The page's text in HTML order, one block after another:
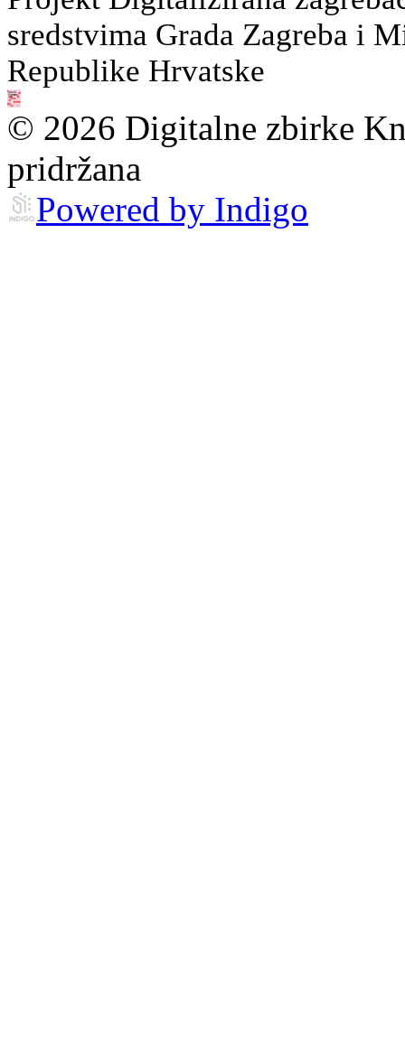
sredstvima Grada Zagreba i
Republike Hrvatske
© 2026 Digitalne zbirke
pridržana
Powered by Indigo